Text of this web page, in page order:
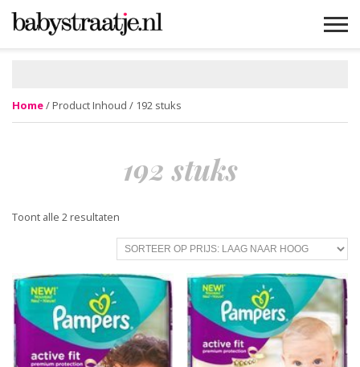
Home/ Product Inhoud / 192 stuks
192 stuks
Toont alle 2 resultaten
op
prijs:
laag
naar
hoog